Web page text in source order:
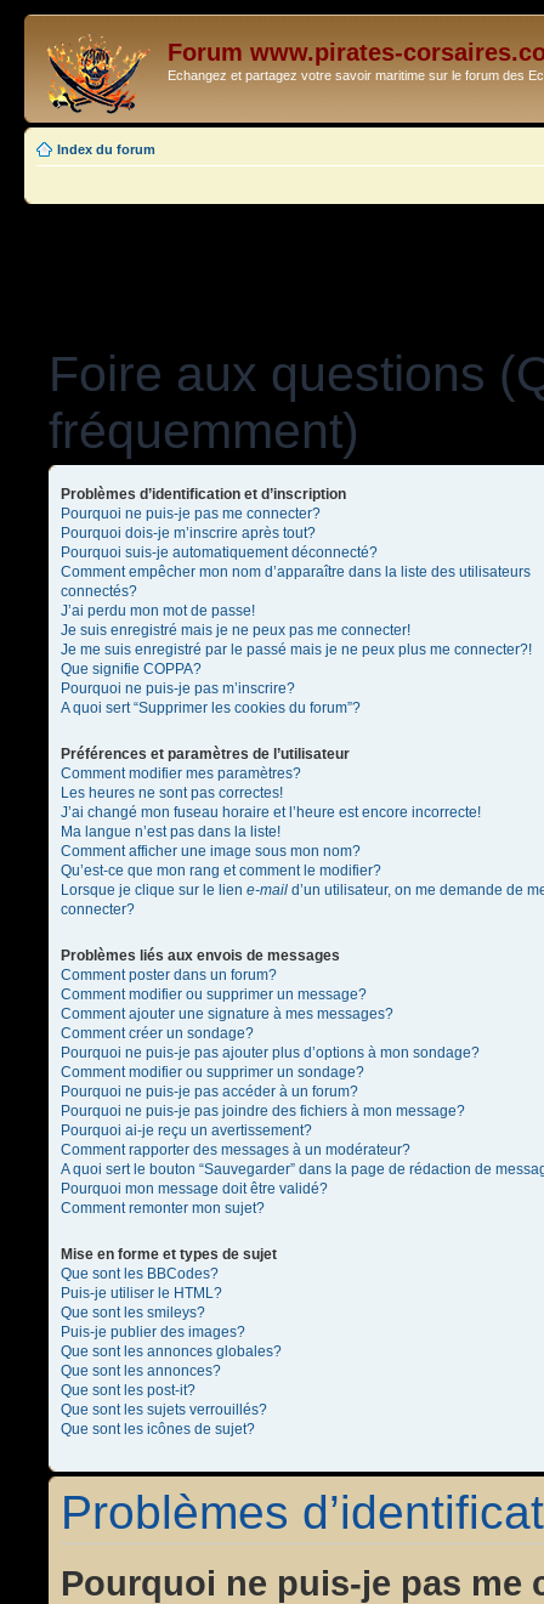
Forum www.pirates-
Echangez et partagez votre savoir maritime sur le forum des
Index du forum
Foire aux questions
fréquemment)
Problèmes d’identification et d’inscription
Pourquoi ne puis-je pas me connecter?
Pourquoi dois-je m’inscrire après tout?
Pourquoi suis-je automatiquement déconnecté?
Comment empêcher mon nom d’apparaître dans la liste des utilisateurs
connectés?
J’ai perdu mon mot de passe!
Je suis enregistré mais je ne peux pas me connecter!
Je me suis enregistré par le passé mais je ne peux plus me connecter?!
Que signifie COPPA?
Pourquoi ne puis-je pas m’inscrire?
A quoi sert “Supprimer les cookies du forum”?
Préférences et paramètres de l’utilisateur
Comment modifier mes paramètres?
Les heures ne sont pas correctes!
J’ai changé mon fuseau horaire et l’heure est encore incorrecte!
Ma langue n’est pas dans la liste!
Comment afficher une image sous mon nom?
Qu’est-ce que mon rang et comment le modifier?
Lorsque je clique sur le lien e-mail d’un utilisateur, on me demande de
connecter?
Problèmes liés aux envois de messages
Comment poster dans un forum?
Comment modifier ou supprimer un message?
Comment ajouter une signature à mes messages?
Comment créer un sondage?
Pourquoi ne puis-je pas ajouter plus d’options à mon sondage?
Comment modifier ou supprimer un sondage?
Pourquoi ne puis-je pas accéder à un forum?
Pourquoi ne puis-je pas joindre des fichiers à mon message?
Pourquoi ai-je reçu un avertissement?
Comment rapporter des messages à un modérateur?
A quoi sert le bouton “Sauvegarder” dans la page de rédaction de
Pourquoi mon message doit être validé?
Comment remonter mon sujet?
Mise en forme et types de sujet
Que sont les BBCodes?
Puis-je utiliser le HTML?
Que sont les smileys?
Puis-je publier des images?
Que sont les annonces globales?
Que sont les annonces?
Que sont les post-it?
Que sont les sujets verrouillés?
Que sont les icônes de sujet?
Problèmes
Pourquoi ne puis-je pas me